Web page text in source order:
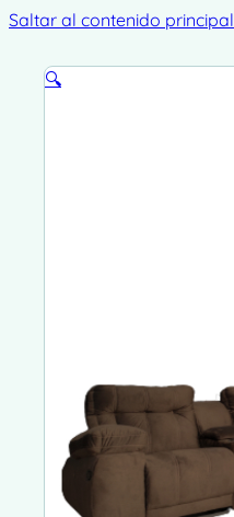
Saltar al contenido principal
🔍